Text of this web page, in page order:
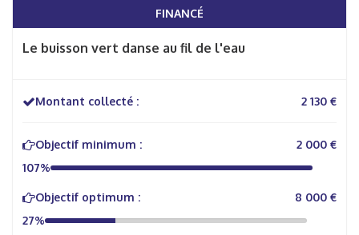
FINANCÉ
Le buisson vert danse au fil de l'eau
Montant collecté : 2 130 €
Objectif minimum :
2 000 €
107%
Objectif optimum :
8 000 €
27%